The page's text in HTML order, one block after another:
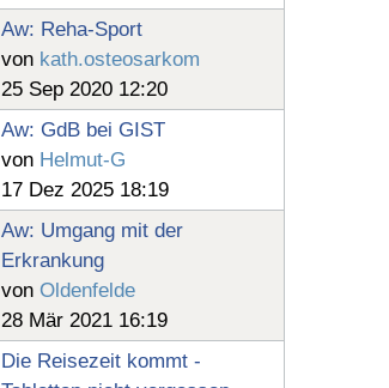
Aw: Reha-Sport
von kath.osteosarkom
25 Sep 2020 12:20
Aw: GdB bei GIST
von Helmut-G
17 Dez 2025 18:19
Aw: Umgang mit der
Erkrankung
von Oldenfelde
28 Mär 2021 16:19
Die Reisezeit kommt -